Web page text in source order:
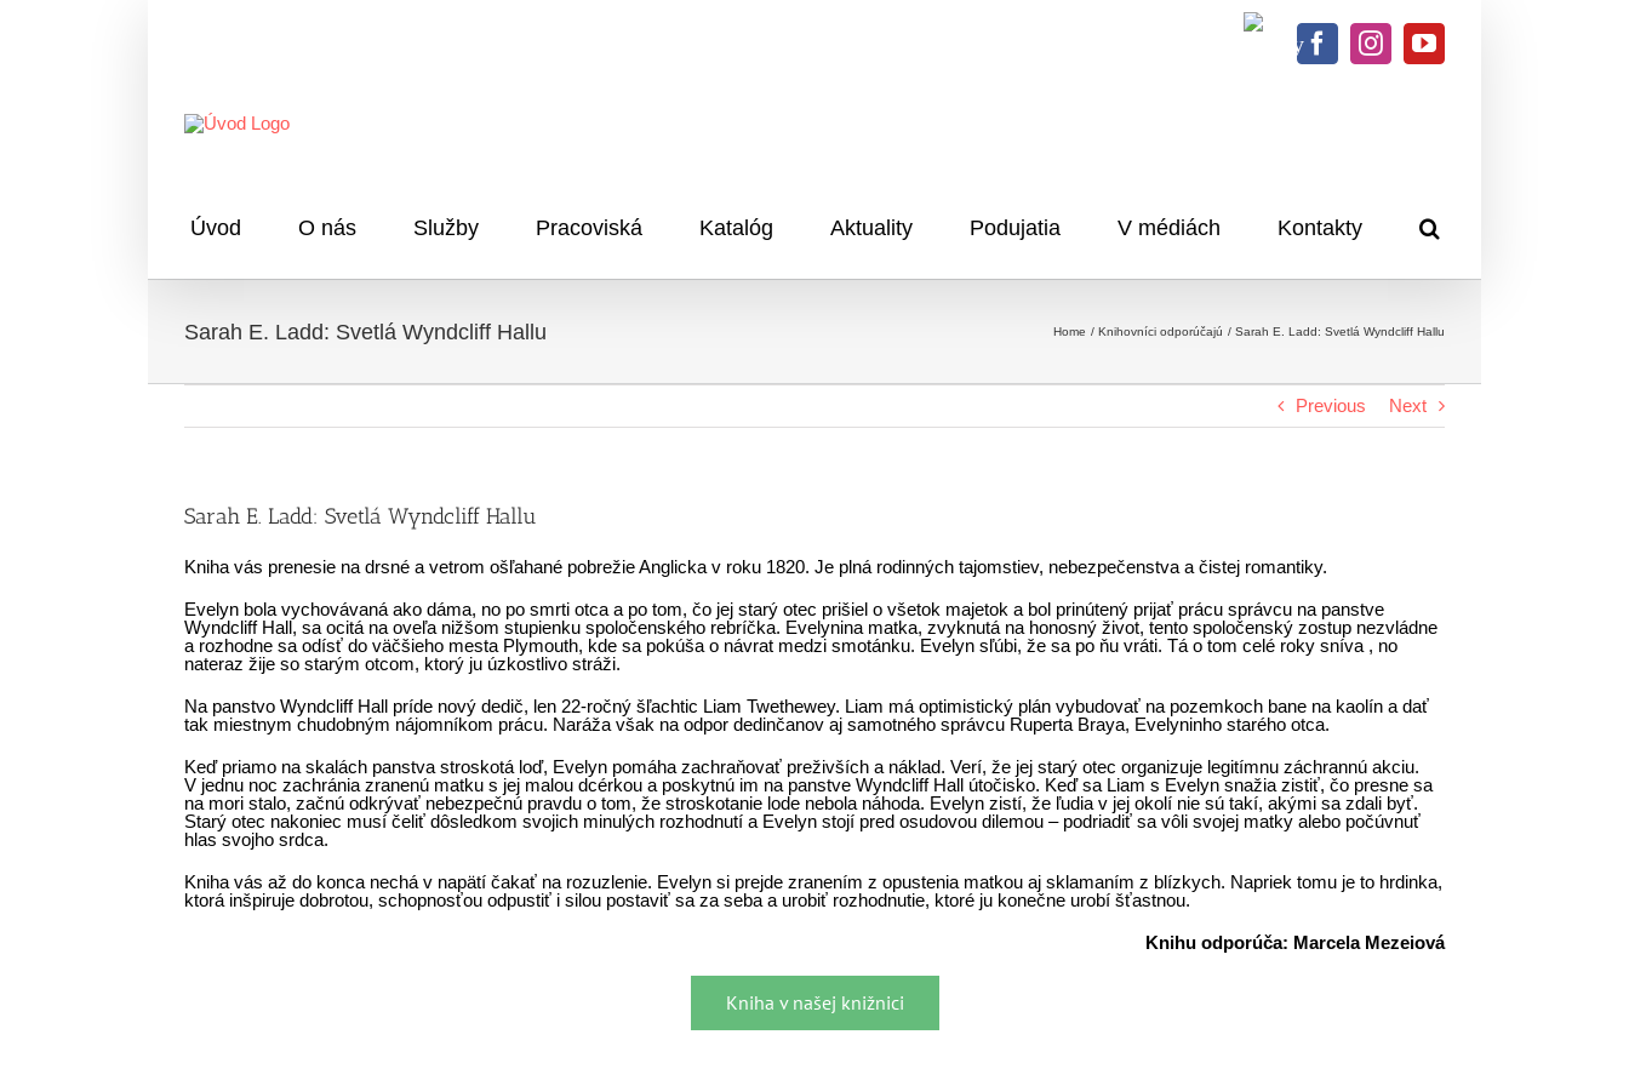
KnihyFacebookInstagramYouTube
Úvod O nás Služby Pracoviská Katalóg Aktuality Podujatia V médiách Kontakty
Sarah E. Ladd: Svetlá Wyndcliff Hallu Home Knihovníci odporúčajú Sarah E. Ladd: Svetlá Wyndcliff Hallu
Previous Next
Sarah E. Ladd: Svetlá Wyndcliff Hallu
Kniha vás prenesie na drsné a vetrom ošľahané pobrežie Anglicka v roku 1820. Je plná rodinných tajomstiev, nebezpečenstva a čistej romantiky.
Evelyn bola vychovávaná ako dáma, no po smrti otca a po tom, čo jej starý otec prišiel o všetok majetok a bol prinútený prijať prácu správcu na panstve
Wyndcliff Hall, sa ocitá na oveľa nižšom stupienku spoločenského rebríčka. Evelynina matka, zvyknutá na honosný život, tento spoločenský zostup nezvládne
a rozhodne sa odísť do väčšieho mesta Plymouth, kde sa pokúša o návrat medzi smotánku. Evelyn sľúbi, že sa po ňu vráti. Tá o tom celé roky sníva , no
nateraz žije so starým otcom, ktorý ju úzkostlivo stráži.
Na panstvo Wyndcliff Hall príde nový dedič, len 22-ročný šľachtic Liam Twethewey. Liam má optimistický plán vybudovať na pozemkoch bane na kaolín a dať
tak miestnym chudobným nájomníkom prácu. Naráža však na odpor dedinčanov aj samotného správcu Ruperta Braya, Evelyninho starého otca.
Keď priamo na skalách panstva stroskotá loď, Evelyn pomáha zachraňovať preživších a náklad. Verí, že jej starý otec organizuje legitímnu záchrannú akciu.
V jednu noc zachránia zranenú matku s jej malou dcérkou a poskytnú im na panstve Wyndcliff Hall útočisko. Keď sa Liam s Evelyn snažia zistiť, čo presne sa
na mori stalo, začnú odkrývať nebezpečnú pravdu o tom, že stroskotanie lode nebola náhoda. Evelyn zistí, že ľudia v jej okolí nie sú takí, akými sa zdali byť.
Starý otec nakoniec musí čeliť dôsledkom svojich minulých rozhodnutí a Evelyn stojí pred osudovou dilemou – podriadiť sa vôli svojej matky alebo počúvnuť
hlas svojho srdca.
Kniha vás až do konca nechá v napätí čakať na rozuzlenie. Evelyn si prejde zranením z opustenia matkou aj sklamaním z blízkych. Napriek tomu je to hrdinka,
ktorá inšpiruje dobrotou, schopnosťou odpustiť i silou postaviť sa za seba a urobiť rozhodnutie, ktoré ju konečne urobí šťastnou.
Knihu odporúča: Marcela Mezeiová
Kniha v našej knižnici